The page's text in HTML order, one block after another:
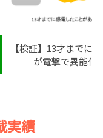
【検証】13才までに
が電撃で異能化
実績